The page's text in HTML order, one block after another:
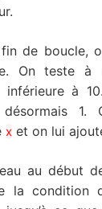
de boucle,
On teste à
à
1.
x et on lui
au début
la condition